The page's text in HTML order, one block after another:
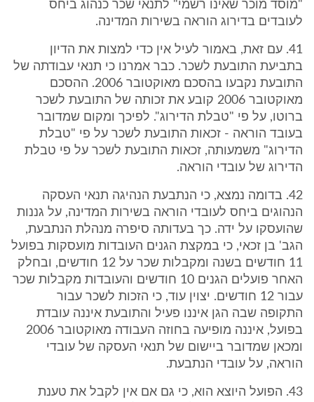
"מוסד מוכר שאינו רשמי" לתנאי שכר כנהוג ביחס
לעובדים בדירוג הוראה בשירות המדינה.
41. עם זאת, באמור לעיל אין כדי למצות את הדיון
בתביעת התובעת לשכר. כבר אמרנו כי תנאי עבודתה של
התובעת נקבעו בהסכם מאוקטובר 2006. ההסכם
מאוקטובר 2006 קובע את זכותה של התובעת לשכר
ברוטו, על פי "טבלת הדירוג". לפיכך ומקום שמדובר
בעובד הוראה - זכאות התובעת לשכר על פי "טבלת
הדירוג" משמעותה, זכאות התובעת לשכר על פי טבלת
הדירוג של עובדי הוראה.
42. בדומה נמצא, כי הנתבעת הנהיגה תנאי העסקה
הנהוגים ביחס לעובדי הוראה בשירות המדינה, על גננות
שהועסקו על ידה. כך בעדותה סיפרה מנהלת הנתבעת,
הגב' בן זכאי, כי במקצת הגנים העובדות מועסקות בפועל
11 חודשים בשנה ומקבלות שכר על 12 חודשים, ובחלק
האחר פועלים הגנים 10 חודשים והעובדות מקבלות שכר
עבור 12 חודשים. יצוין עוד, כי הזכות לשכר עבור
התקופה שבה הגן איננו פעיל והתובעת איננה עובדת
בפועל, איננה מופיעה בחוזה העבודה מאוקטובר 2006
ומכאן שמדובר ביישום של תנאי העסקה של עובדי
הוראה, על עובדי הנתבעת.
43. הפועל היוצא הוא, כי גם אם אין לקבל את טענת